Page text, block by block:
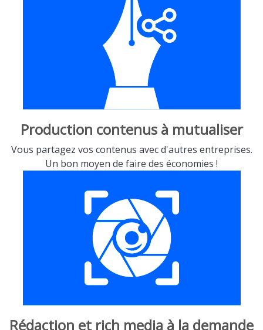
Production contenus à mutualiser
Vous partagez vos contenus avec d'autres entreprises.
Un bon moyen de faire des économies !
Rédaction et rich media à la demande